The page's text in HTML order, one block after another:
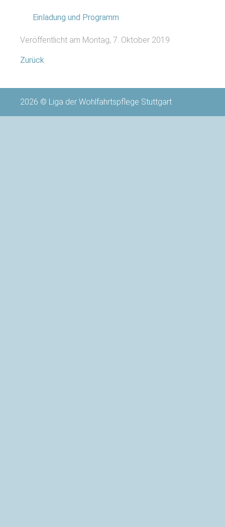
Einladung und Programm
Veröffentlicht am Montag, 7. Oktober 2019
Zurück
2026 © Liga der Wohlfahrtspflege Stuttgart